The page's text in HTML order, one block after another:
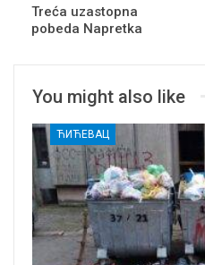
Treća uzastopna
pobeda Napretka
You might also like
ЋИЋЕВАЦ